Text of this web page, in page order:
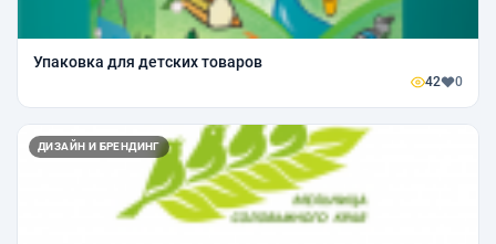
Упаковка для детских товаров
42 0
ДИЗАЙН И БРЕНДИНГ